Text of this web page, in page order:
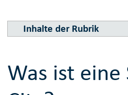
Inhalte der Rubrik
Was ist eine